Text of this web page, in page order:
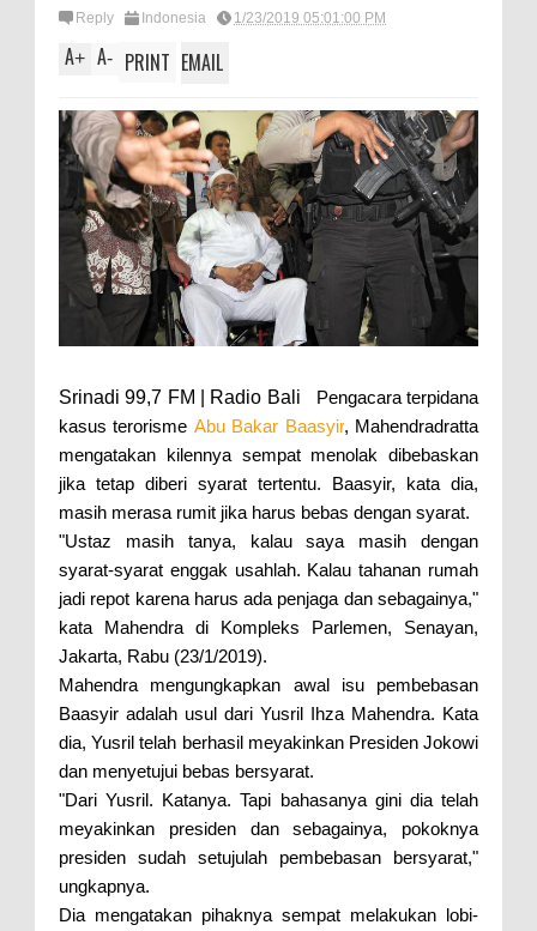
Reply Indonesia 1/23/2019 05:01:00 PM
A+ A- PRINT EMAIL
Srinadi 99,7 FM | Radio Bali Pengacara terpidana
kasus terorisme Abu Bakar Baasyir, Mahendradratta
mengatakan kilennya sempat menolak dibebaskan
jika tetap diberi syarat tertentu. Baasyir, kata dia,
masih merasa rumit jika harus bebas dengan syarat.
"Ustaz masih tanya, kalau saya masih dengan
syarat-syarat enggak usahlah. Kalau tahanan rumah
jadi repot karena harus ada penjaga dan sebagainya,"
kata Mahendra di Kompleks Parlemen, Senayan,
Jakarta, Rabu (23/1/2019).
Mahendra mengungkapkan awal isu pembebasan
Baasyir adalah usul dari Yusril Ihza Mahendra. Kata
dia, Yusril telah berhasil meyakinkan Presiden Jokowi
dan menyetujui bebas bersyarat.
"Dari Yusril. Katanya. Tapi bahasanya gini dia telah
meyakinkan presiden dan sebagainya, pokoknya
presiden sudah setujulah pembebasan bersyarat,"
ungkapnya.
Dia mengatakan pihaknya sempat melakukan lobi-